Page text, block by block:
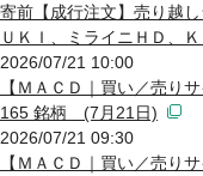
寄前【成行注文】売り越
ＵＫＩ、ミライニＨＤ、
2026/07/21 10:00
【ＭＡＣＤ｜買い／売
165 銘柄 (7月21日)
2026/07/21 09:30
【ＭＡＣＤ｜買い／売